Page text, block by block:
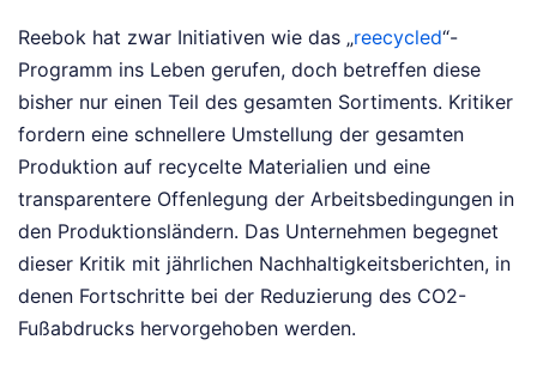
Reebok hat zwar Initiativen wie das „reecycled“-
Programm ins Leben gerufen, doch betreffen diese
bisher nur einen Teil des gesamten Sortiments. Kritiker
fordern eine schnellere Umstellung der gesamten
Produktion auf recycelte Materialien und eine
transparentere Offenlegung der Arbeitsbedingungen in
den Produktionsländern. Das Unternehmen begegnet
dieser Kritik mit jährlichen Nachhaltigkeitsberichten, in
denen Fortschritte bei der Reduzierung des CO2-
Fußabdrucks hervorgehoben werden.